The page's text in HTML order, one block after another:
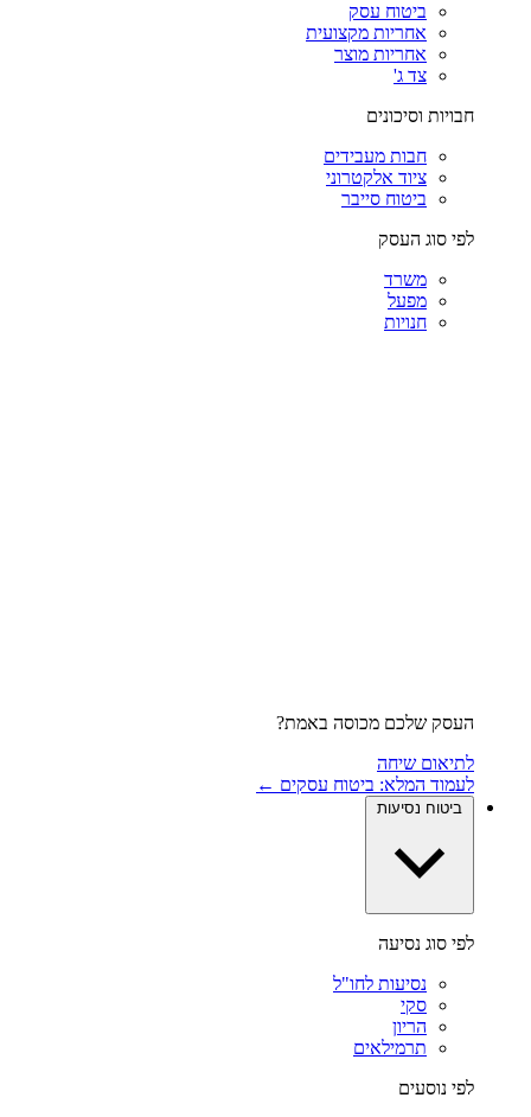
ביטוח עסק
אחריות מקצועית
אחריות מוצר
צד ג'
חבויות וסיכונים
חבות מעבידים
ציוד אלקטרוני
ביטוח סייבר
לפי סוג העסק
משרד
מפעל
חנויות
העסק שלכם מכוסה באמת?
לתיאום שיחה
לעמוד המלא: ביטוח עסקים ←
ביטוח נסיעות
לפי סוג נסיעה
נסיעות לחו"ל
סקי
הריון
תרמילאים
לפי נוסעים